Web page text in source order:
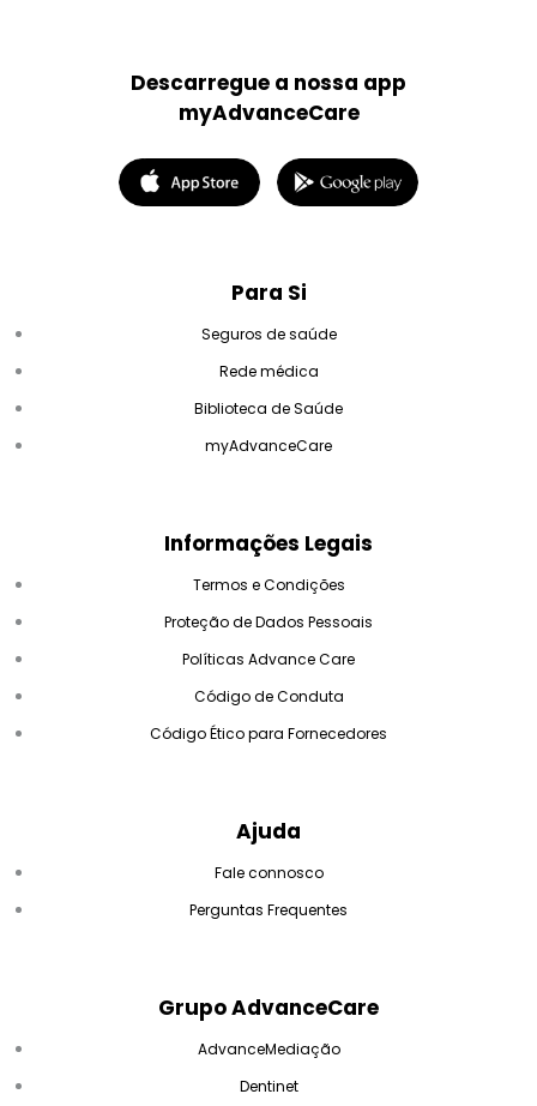
Para Si
Seguros de saúde
Rede médica
Biblioteca de Saúde
myAdvanceCare
Informações Legais
Termos e Condições
Proteção de Dados Pessoais
Políticas Advance Care
Código de Conduta
Código Ético para Fornecedores
Ajuda
Fale connosco
Perguntas Frequentes
Grupo AdvanceCare
AdvanceMediação
Dentinet
Descarregue a nossa app
myAdvanceCare